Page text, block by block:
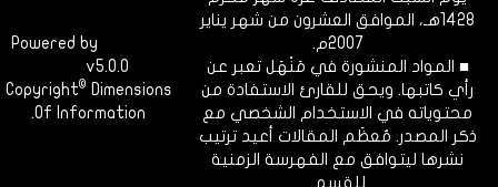
1428هـ، الموافق العشرون من شهر يناير
2007م.
■ المواد المنشورة في مَنْهَل تعبر عن
رأي كاتبها. ويحق للقارئ الاستفادة من
محتوياته في الاستخدام الشخصي مع
ذكر المصدر. مُعظَم المقالات أعيد ترتيب
نشرها ليتوافق مع الفهرسة الزمنية
للقسم.
Powered by
v5.0.0
Copyright©
Dimensions
Of Information.